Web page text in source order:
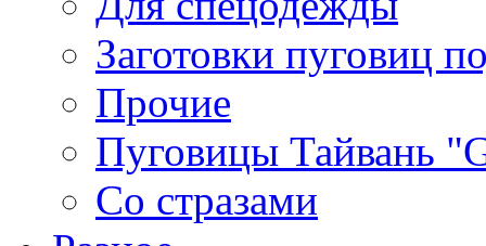
Заготовки пуговиц
Прочие
Пуговицы Тайвань
Со стразами